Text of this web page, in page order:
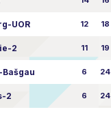
UOR 12 18
2 11 19
6 24
2 6 24